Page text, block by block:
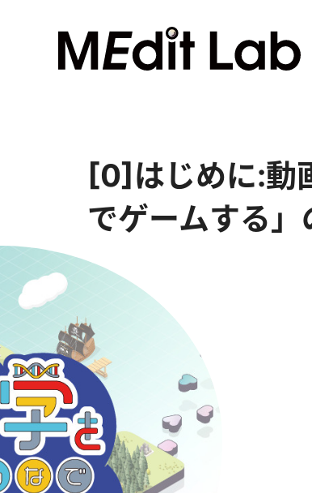
[0]はじめに:動
でゲームする」